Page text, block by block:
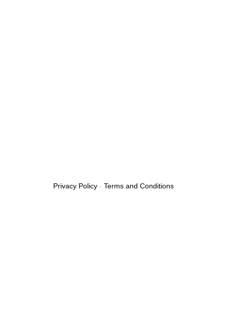
Privacy Policy - Terms and Conditions